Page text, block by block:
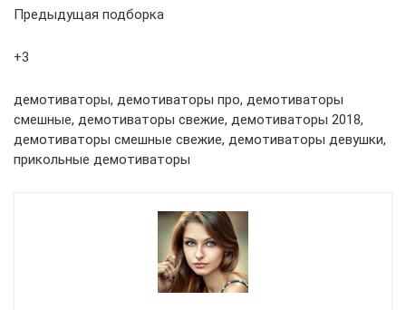
Предыдущая подборка
+3
демотиваторы, демотиваторы про, демотиваторы
смешные, демотиваторы свежие, демотиваторы 2018,
демотиваторы смешные свежие, демотиваторы девушки,
прикольные демотиваторы